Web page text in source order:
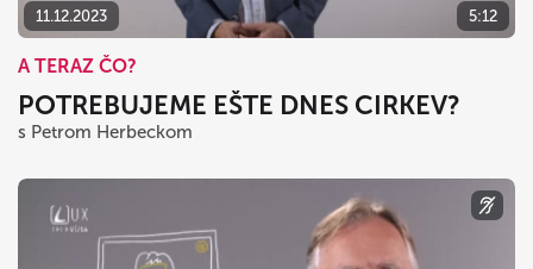
11.12.2023 5:12
A TERAZ ČO?
POTREBUJEME EŠTE DNES CIRKEV?
s Petrom Herbeckom